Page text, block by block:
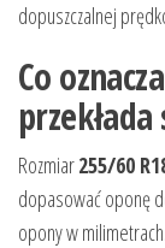
dopuszczalnej
Co
Rozmiar255/60
dopasować oponę
opony w